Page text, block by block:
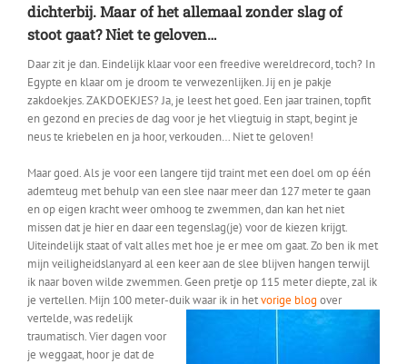
dichterbij. Maar of het allemaal zonder slag of
stoot gaat? Niet te geloven…
Daar zit je dan. Eindelijk klaar voor een freedive wereldrecord, toch? In
Egypte en klaar om je droom te verwezenlijken. Jij en je pakje
zakdoekjes. ZAKDOEKJES? Ja, je leest het goed. Een jaar trainen, topfit
en gezond en precies de dag voor je het vliegtuig in stapt, begint je
neus te kriebelen en ja hoor, verkouden… Niet te geloven!
Maar goed. Als je voor een langere tijd traint met een doel om op één
ademteug met behulp van een slee naar meer dan 127 meter te gaan
en op eigen kracht weer omhoog te zwemmen, dan kan het niet
missen dat je hier en daar een tegenslag(je) voor de kiezen krijgt.
Uiteindelijk staat of valt alles met hoe je er mee om gaat. Zo ben ik met
mijn veiligheidslanyard al een keer aan de slee blijven hangen terwijl
ik naar boven wilde zwemmen. Geen pretje op 115 meter diepte, zal ik
je vertellen. Mijn 100 meter-duik waar ik in hetvorige blog over
vertelde, was redelijk
traumatisch. Vier dagen voor
je weggaat, hoor je dat de